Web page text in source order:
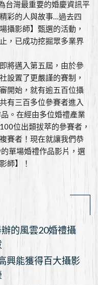
台灣最重要的婚慶資訊平
彩的人與故事…過去四
攝影師】甄選的活動，
，已成功挖掘眾多業界
將邁入第五屆，由於參
設置了更嚴謹的賽制，
開始，就有逾五百位攝
有三百多位參賽者進入
。在經由多位婚禮產業
位出類拔萃的參賽者，
賽者！現在就讓我們恭
單場婚禮作品影片，選
師】！
的風雲20婚禮攝
興能獲得百大攝影